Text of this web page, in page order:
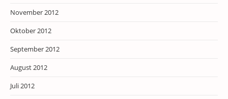
November 2012
Oktober 2012
September 2012
August 2012
Juli 2012